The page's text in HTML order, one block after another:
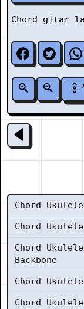
Chord gitar
Chord
Chord
Chord
Backbone
Chord
Chord